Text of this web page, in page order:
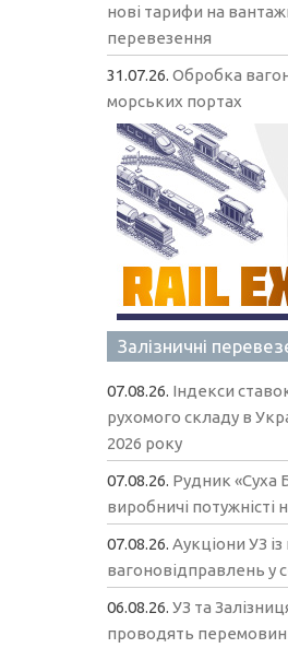
нові тарифи на
перевезення
31.07.26.Обробка
морських портах
Залізничні
07.08.26. Індекси
рухомого складу в
2026 року
07.08.26. Рудник «Суха
виробничі потужністі
07.08.26.Аукціони УЗ
вагоновідправлень у
06.08.26.УЗ та
проводять